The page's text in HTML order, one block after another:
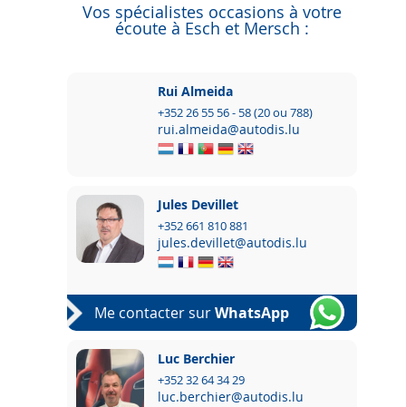
Vos spécialistes occasions à votre
écoute à Esch et Mersch :
Rui Almeida
+352 26 55 56 - 58 (20 ou 788)
rui.almeida@autodis.lu
Jules Devillet
+352 661 810 881
jules.devillet@autodis.lu
Me contacter surWhatsApp
Luc Berchier
+352 32 64 34 29
luc.berchier@autodis.lu